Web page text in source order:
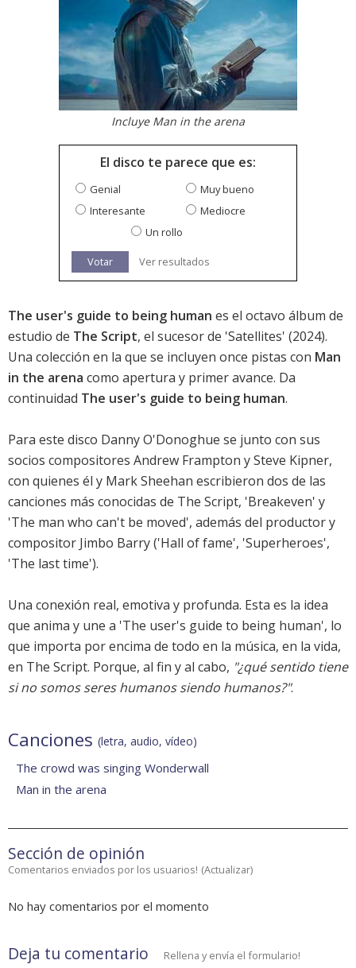
Incluye Man in the arena
El disco te parece que es:
Genial
Muy bueno
Interesante
Mediocre
Un rollo
Votar Ver resultados
The user's guide to being human es el octavo álbum de
estudio de The Script, el sucesor de 'Satellites' (2024).
Una colección en la que se incluyen once pistas con Man
in the arena como apertura y primer avance. Da
continuidad The user's guide to being human.
Para este disco Danny O'Donoghue se junto con sus
socios compositores Andrew Frampton y Steve Kipner,
con quienes él y Mark Sheehan escribieron dos de las
canciones más conocidas de The Script, 'Breakeven' y
'The man who can't be moved', además del productor y
compositor Jimbo Barry ('Hall of fame', 'Superheroes',
'The last time').
Una conexión real, emotiva y profunda. Esta es la idea
que anima y une a 'The user's guide to being human', lo
que importa por encima de todo en la música, en la vida,
en The Script. Porque, al fin y al cabo, "¿qué sentido tiene
si no somos seres humanos siendo humanos?".
Canciones (letra, audio, vídeo)
The crowd was singing Wonderwall
Man in the arena
Sección de opinión
Comentarios enviados por los usuarios! (Actualizar)
No hay comentarios por el momento
Deja tu comentario Rellena y envía el formulario!